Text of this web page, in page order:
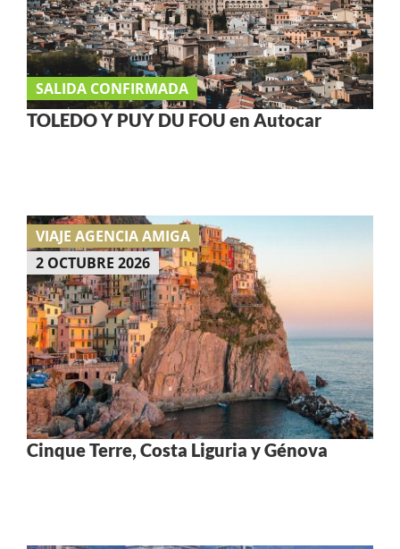
SALIDA CONFIRMADA
TOLEDO Y PUY DU FOU en Autocar
VIAJE AGENCIA AMIGA
2 OCTUBRE 2026
Cinque Terre, Costa Liguria y Génova